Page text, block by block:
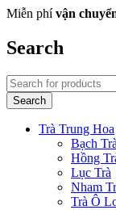
Miễn phívận
Search
Trà Trung Hoa
Bạch Trà
Hồng
Lục Trà
Nham
Trà Ô